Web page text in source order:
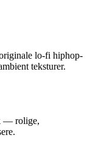
lo-fi hiphop-
teksturer.
— rolige,